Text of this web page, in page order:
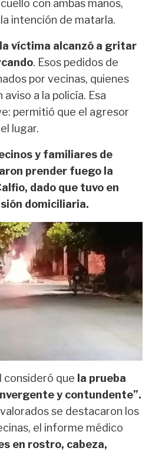
con ambas manos,
intención de matarla.
la víctima alcanzó a gritar
. Esos pedidos de
por vecinas, quienes
a la policía. Esa
permitió que el agresor
lugar.
y familiares de
prender fuego la
dado que tuvo en
domiciliaria.
consideró que la prueba
y contundente”.
se destacaron los
el informe médico
en rostro, cabeza,